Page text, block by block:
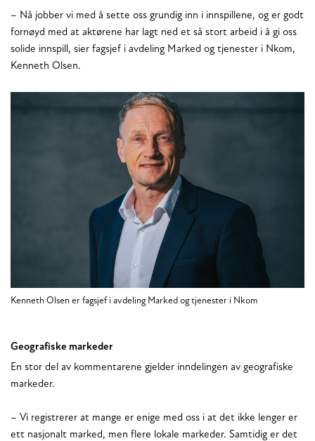
– Nå jobber vi med å sette oss grundig inn i innspillene, og er godt
fornøyd med at aktørene har lagt ned et så stort arbeid i å gi oss
solide innspill, sier fagsjef i avdeling Marked og tjenester i Nkom,
Kenneth Olsen.
Kenneth Olsen er fagsjef i avdeling Marked og tjenester i Nkom
Geografiske markeder
En stor del av kommentarene gjelder inndelingen av geografiske
markeder.
– Vi registrerer at mange er enige med oss i at det ikke lenger er
ett nasjonalt marked, men flere lokale markeder. Samtidig er det